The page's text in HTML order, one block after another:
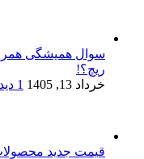
سوال همیشگی
ریچ؟!
خرداد 13, 1405
1 دیدگاه
قیمت جدید